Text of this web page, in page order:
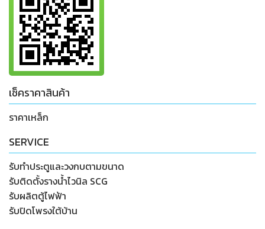
เช็คราคาสินค้า
ราคาเหล็ก
SERVICE
รับทำประตูและวงกบตามขนาด
รับติดตั้งรางน้ำไวนิล SCG
รับผลิตตู้ไฟฟ้า
รับปิดโพรงใต้บ้าน